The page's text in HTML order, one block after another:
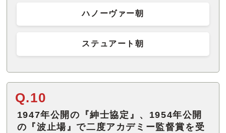
ハノーヴァー朝
ステュアート朝
Q.10
1947年公開の『紳士協定』、1954年公開
の『波止場』で二度アカデミー監督賞を受